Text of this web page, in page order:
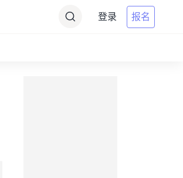
登录 报名